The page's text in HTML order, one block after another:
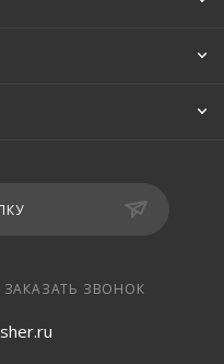
ЗАКАЗАТЬ ЗВОНОК